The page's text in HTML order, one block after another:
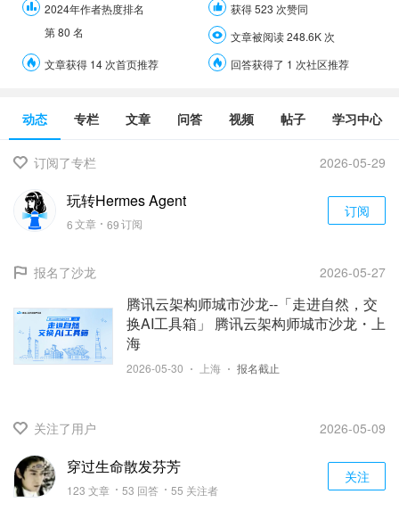
2024年作者热度排名
第80 名
获得 523 次赞同
文章被阅读 248.6K 次
文章获得 14 次首页推荐
回答获得了 1 次社区推荐
动态 专栏 文章 问答 视频 帖子 学习中心
订阅了专栏 2026-05-29
玩转Hermes Agent
6文章 69订阅
订阅
报名了沙龙 2026-05-27
腾讯云架构师城市沙龙--「走进自然，交
换AI工具箱」 腾讯云架构师城市沙龙・上
海
2026-05-30 上海 报名截止
关注了用户 2026-05-09
穿过生命散发芬芳
123 文章 53 回答 55 关注者
关注